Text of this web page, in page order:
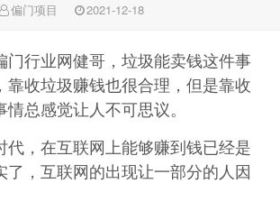
偏门项目 2021-12-18
门行业网健哥，垃圾能卖钱这件事
靠收垃圾赚钱也很合理，但是靠收
总感觉让人不可思议。
代，在互联网上能够赚到钱已经是
了，互联网的出现让一部分的人因